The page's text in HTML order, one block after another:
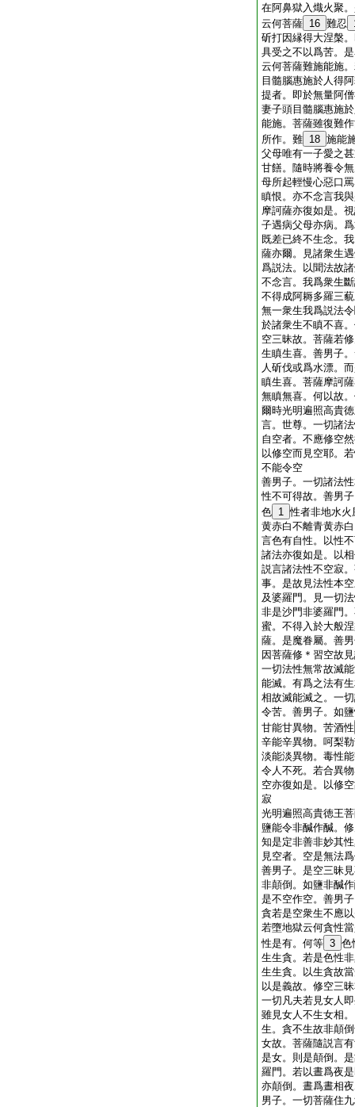
在阿鼻獄入熾火聚
云何菩薩 16 難忍
斫打因縁得大涅槃
具受之不以爲苦。
云何菩薩難施能施
目髓腦惠施於人得
提者。即於無量阿
妻子頭目髓腦惠施
能施。菩薩雖復難
所作。難 18 施能
父母唯有一子愛之
甘饍。隨時將養令
母所起輕慢心惡口
瞋恨。亦不念言我
摩訶薩亦復如是。
子遇病父母亦病。
既差已終不生念。
薩亦爾。見諸衆生
爲説法。以聞法故
不念言。我爲衆生
不得成阿耨多羅三
無一衆生我爲説法
於諸衆生不瞋不喜
空三昧故。菩薩若
生瞋生喜。善男子
人斫伐或爲水漂。
瞋生喜。菩薩摩訶
無瞋無喜。何以故
爾時光明遍照高貴
言。世尊。一切諸
自空者。不應修空
以修空而見空耶。
不能令空
善男子。一切諸法
性不可得故。善男
色 1 性者非地水火
黄赤白不離青黄赤
言色有自性。以性
諸法亦復如是。以
説言諸法性不空寂
事。是故見法性本
及婆羅門。見一切
非是沙門非婆羅門
蜜。不得入於大般
薩。是魔眷屬。善
因菩薩修＊習空故
一切法性無常故滅
能滅。有爲之法有
相故滅能滅之。一
令苦。善男子。如
甘能甘異物。苦酒性
辛能辛異物。呵梨
淡能淡異物。毒性
令人不死。若合異
空亦復如是。以修
寂
光明遍照高貴徳王
鹽能令非醎作醎。
知是定非善非妙其
見空者。空是無法
善男子。是空三昧
非顛倒。如鹽非醎
是不空作空。善男
貪若是空衆生不應
若墮地獄云何貪性
性是有。何等 3 色
生生貪。若是色性
生生貪。以生貪故
以是義故。修空三
一切凡夫若見女人
雖見女人不生女相
生。貪不生故非顛
女故。菩薩隨説言
是女。則是顛倒。
羅門。若以晝爲夜
亦顛倒。晝爲晝相
男子。一切菩薩住